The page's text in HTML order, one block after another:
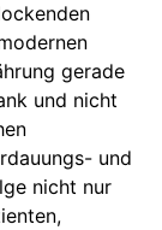
gerade
und nicht
und
nicht nur